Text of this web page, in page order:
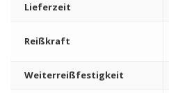
Lieferzeit
Reißkraft
Weiterreißfestigkeit